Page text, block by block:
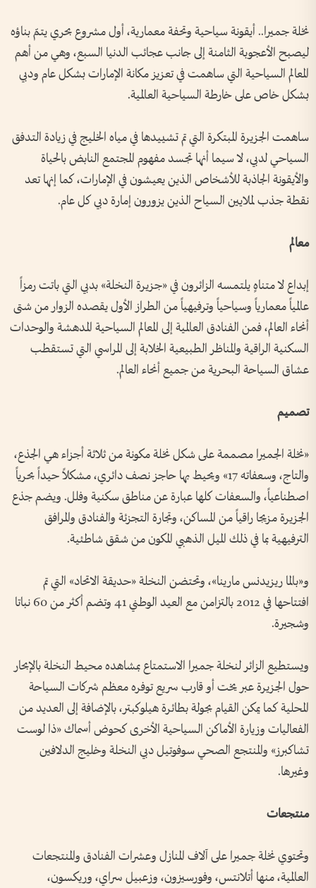
نخلة جميرا.. أيقونة سياحية وتحفة معمارية، أول مشروع بحري يتمّ بناؤه
ليصبح الأعجوبة الثامنة إلى جانب عجائب الدنيا السبع، وهي من أهم
المعالم السياحية التي ساهمت في تعزيز مكانة الإمارات بشكل عام ودبي
بشكل خاص على خارطة السياحية العالمية.
ساهمت الجزيرة المبتكرة التي تم تشييدها في مياه الخليج في زيادة التدفق
السياحي لدبي، لا سيما أنها تجسد مفهوم المجتمع النابض بالحياة
والأيقونة الجاذبة للأشخاص الذين يعيشون في الإمارات، كما إنها تعد
نقطة جذب لملايين السياح الذين يزورون إمارة دبي كل عام.
معالم
إبداع لا متناهٍ يلتمسه الزائرون في «جزيرة النخلة» بدبي التي باتت رمزاً
عالمياً معمارياً وسياحياً وترفيهياً من الطراز الأول يقصده الزوار من شتى
أنحاء العالم، فمن الفنادق العالمية إلى المعالم السياحية المدهشة والوحدات
السكنية الراقية والمناظر الطبيعية الخلابة إلى المراسي التي تستقطب
عشاق السياحة البحرية من جميع أنحاء العالم.
تصميم
«نخلة الجميرا مصممة على شكل نخلة مكونة من ثلاثة أجزاء هي الجذع،
والتاج، وسعفاته 17» ويحيط بها حاجز نصف دائري، مشكلاً حيداً بحرياً
اصطناعياً، والسعفات كلها عبارة عن مناطق سكنية وفلل. ويضم جذع
الجزيرة مزيجا راقياً من المساكن، وتجارة التجزئة والفنادق والمرافق
الترفيهية بما في ذلك الميل الذهبي المكون من شقق شاطئية.
و«بالما ريزيدنس مارينا»، وتحتضن النخلة «حديقة الاتحاد» التي تم
افتتاحها في 2012 بالتزامن مع العيد الوطني 41 وتضم أكثر من 60 نباتا
وشجيرة.
ويستطيع الزائر لنخلة جميرا الاستمتاع بمشاهده محيط النخلة بالإبحار
حول الجزيرة عبر يخت أو قارب سريع توفره معظم شركات السياحة
المحلية كما يمكن القيام بجولة بطائرة هيلوكبتر، بالإضافة إلى العديد من
الفعاليات وزيارة الأماكن السياحية الأخرى كحوض أسماك «ذا لوست
تشاكبرز» والمنتجع الصحي سوفوتيل دبي النخلة وخليج الدلافين
وغيرها.
منتجعات
وتحتوي نخلة جميرا على آلاف المنازل وعشرات الفنادق والمنتجعات
العالمية، منها أتلانتس، وفورسيزون، وزعبيل سراي، وريكسون،